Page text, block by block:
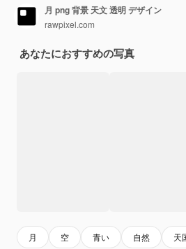
月 png 背景 天文 透明 デザイン
rawpixel.com
あなたにおすすめの写真
月 空 青い 自然 天